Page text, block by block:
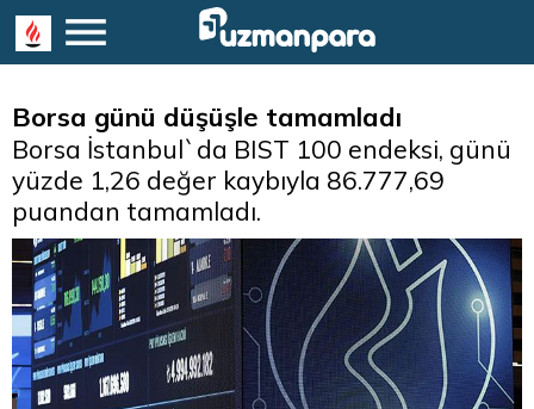
Borsa günü düşüşle tamamladı
Borsa İstanbul`da BIST 100 endeksi, günü
yüzde 1,26 değer kaybıyla 86.777,69
puandan tamamladı.